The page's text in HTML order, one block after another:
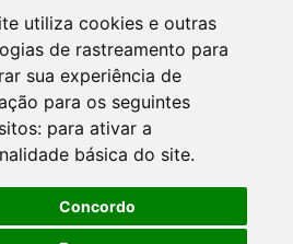
utiliza cookies e outras
de rastreamento para
sua experiência de
para os seguintes
para ativar a
básica do site.
Concordo